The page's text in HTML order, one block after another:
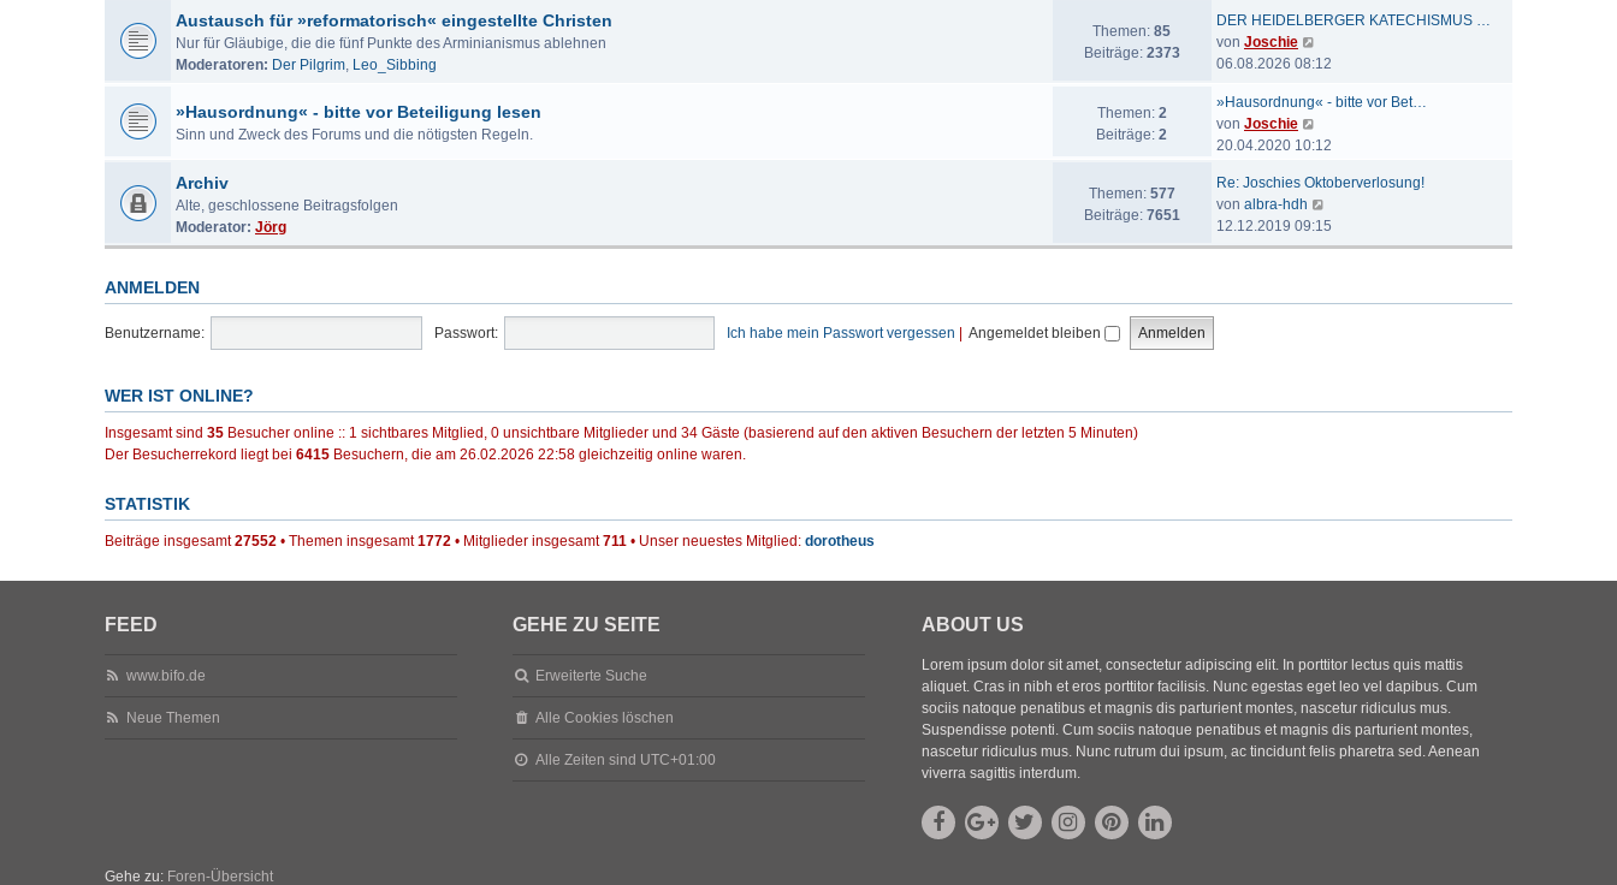
g
t
a
r
B
e
t
r
a
g
s
t
e
r
B
e
t
r
a
g
Austausch für »reformatorisch« eingestellte Christen
Nur für Gläubige, die die fünf Punkte des Arminianismus ablehnen
Moderatoren: Der Pilgrim, Leo_Sibbing
Themen: 85
Beiträge: 2373
DER HEIDELBERGER KATECHISMUS …
von Joschie
e
e
t
r
B
e
r
06.08.2026 08:12
»Hausordnung« - bitte vor Beteiligung lesen
Sinn und Zweck des Forums und die nötigsten Regeln.
Themen: 2
Beiträge: 2
»Hausordnung« - bitte vor Bet…
von Joschie
e
e
s
t
e
20.04.2020 10:12
Archiv
Alte, geschlossene Beitragsfolgen
Moderator: Jörg
Themen: 577
Beiträge: 7651
Re: Joschies Oktoberverlosung!
von albra-hdh
e
u
12.12.2019 09:15
ANMELDEN
Benutzername: Passwort: Ich habe mein Passwort vergessen Angemeldet bleiben
WER IST ONLINE?
Insgesamt sind 35 Besucher online :: 1 sichtbares Mitglied, 0 unsichtbare Mitglieder und 34 Gäste (basierend auf den aktiven Besuchern der letzten 5 Minuten)
Der Besucherrekord liegt bei 6415 Besuchern, die am 26.02.2026 22:58 gleichzeitig online waren.
STATISTIK
Beiträge insgesamt27552 • Themen insgesamt1772 • Mitglieder insgesamt711 • Unser neuestes Mitglied: dorotheus
FEED
www.bifo.de
Neue Themen
GEHE ZU SEITE
Erweiterte Suche
Alle Cookies löschen
Alle Zeiten sind UTC+01:00
ABOUT US
Lorem ipsum dolor sit amet, consectetur adipiscing elit. In porttitor lectus quis mattis
aliquet. Cras in nibh et eros porttitor facilisis. Nunc egestas eget leo vel dapibus. Cum
sociis natoque penatibus et magnis dis parturient montes, nascetur ridiculus mus.
Suspendisse potenti. Cum sociis natoque penatibus et magnis dis parturient montes,
nascetur ridiculus mus. Nunc rutrum dui ipsum, ac tincidunt felis pharetra sed. Aenean
viverra sagittis interdum.
Gehe zu: Foren-Übersicht